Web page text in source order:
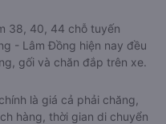
38, 40, 44 chỗ tuyến
- Lâm Đồng hiện nay đều
gối và chăn đắp trên xe.
là giá cả phải chăng,
hàng, thời gian di chuyển